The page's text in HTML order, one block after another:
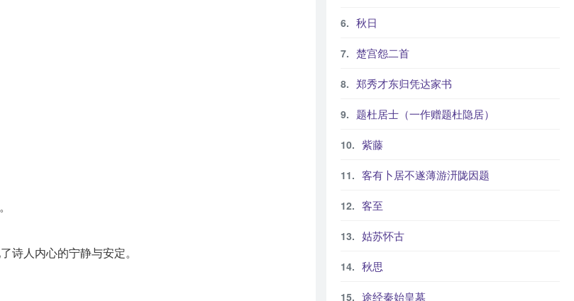
秋日
楚宫怨二首
郑秀才东归凭达家书
题杜居士（一作赠题杜隐居）
紫藤
客有卜居不遂薄游汧陇因题
客至
姑苏怀古
秋思
途经秦始皇墓
诗人内心的宁静与安定。